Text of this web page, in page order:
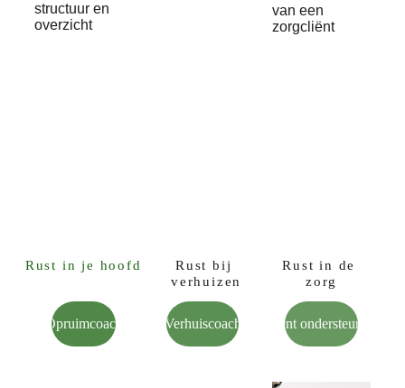
Rust in je hoofd
Verhuiscoach
Opruimcoach Client ondersteuning
Rust bij
verhuizen
Rust in de
zorg